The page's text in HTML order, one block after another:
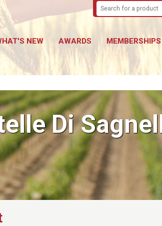
NEW AWARDS MEMBERSHIPS
Di